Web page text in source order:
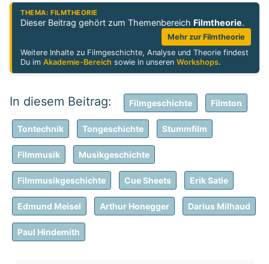
THEMA: FILMTHEORIE
Dieser Beitrag gehört zum Themenbereich Filmtheorie.
Mehr zur Filmtheorie
Weitere Inhalte zu Filmgeschichte, Analyse und Theorie findest
Du imAkademie-Bereich sowie in unserenWorkshops.
Filmgeschichte Filmton
Tontechnik Tongeschichte Stummfilm
Filmmusik Musikgeschichte
Filmmusikgeschichte Cue Sheets Erik Satie
Edmund Meisel Arthur Honegger Darius Milhaud
Paul Hindemith